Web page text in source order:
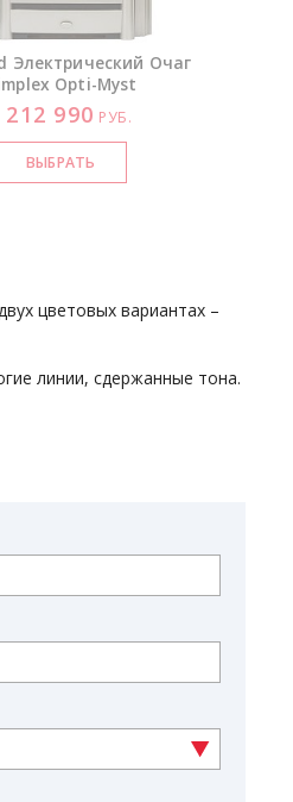
Электрический Очаг
Opti-Myst
212 990 РУБ.
цветовых вариантах –
линии, сдержанные тона.